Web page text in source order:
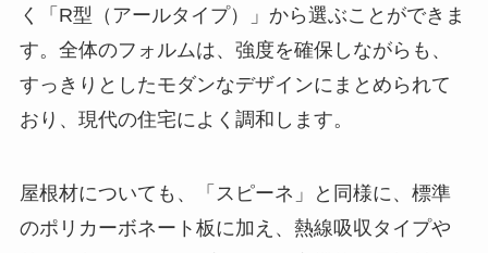
く「R型（アールタイプ）」から選ぶことができま
す。全体のフォルムは、強度を確保しながらも、
すっきりとしたモダンなデザインにまとめられて
おり、現代の住宅によく調和します。
屋根材についても、「スピーネ」と同様に、標準
のポリカーボネート板に加え、熱線吸収タイプや